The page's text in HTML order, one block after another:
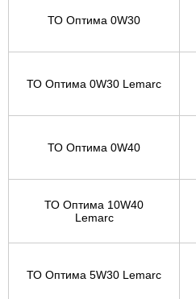
ТО Оптима 0W30
ТО Оптима 0W30 Lemarc
ТО Оптима 0W40
ТО Оптима 10W40
Lemarc
ТО Оптима 5W30 Lemarc